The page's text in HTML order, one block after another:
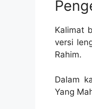
Kalimat
versi
Rahim.
Dalam
Yang